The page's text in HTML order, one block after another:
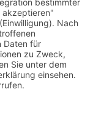
-
gestattet.